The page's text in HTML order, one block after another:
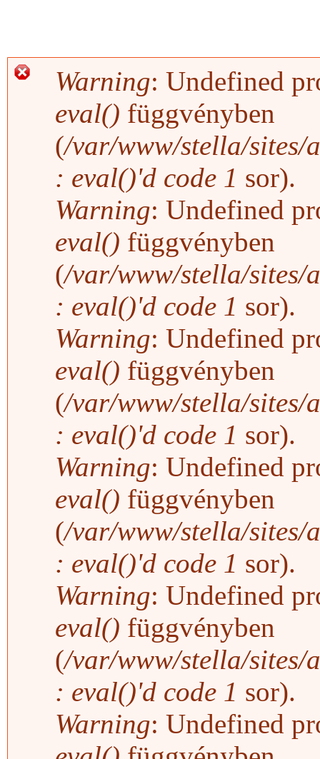
Hibaüzenet
Warning: Undefined
eval() függvényben
(/var/www/stella/sites/
: eval()'d code 1 sor).
Warning: Undefined
eval() függvényben
(/var/www/stella/sites/
: eval()'d code 1 sor).
Warning: Undefined
eval() függvényben
(/var/www/stella/sites/
: eval()'d code 1 sor).
Warning: Undefined
eval() függvényben
(/var/www/stella/sites/
: eval()'d code 1 sor).
Warning: Undefined
eval() függvényben
(/var/www/stella/sites/
: eval()'d code 1 sor).
Warning: Undefined